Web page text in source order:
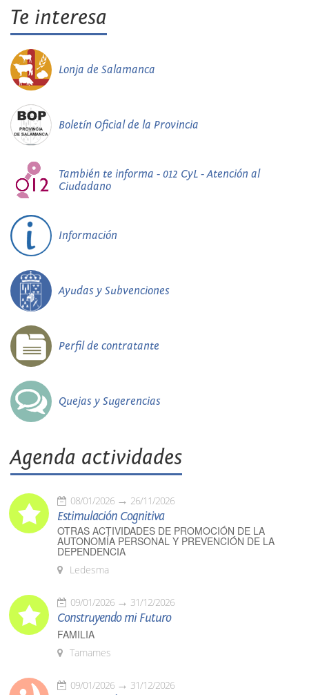
Te interesa
Lonja de Salamanca
Boletín Oficial de la Provincia
También te informa - 012 CyL - Atención al
Ciudadano
Información
Ayudas y Subvenciones
Perfil de contratante
Quejas y Sugerencias
Agenda actividades
08/01/2026 26/11/2026
Estimulación Cognitiva
OTRAS ACTIVIDADES DE PROMOCIÓN DE LA
AUTONOMÍA PERSONAL Y PREVENCIÓN DE LA
DEPENDENCIA
Ledesma
09/01/2026 31/12/2026
Construyendo mi Futuro
FAMILIA
Tamames
09/01/2026 31/12/2026